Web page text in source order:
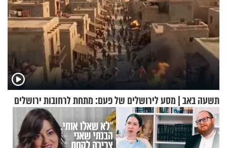
תשעה באב | מסע לירושלים של פעם: מתחת לרחובות ירושלים